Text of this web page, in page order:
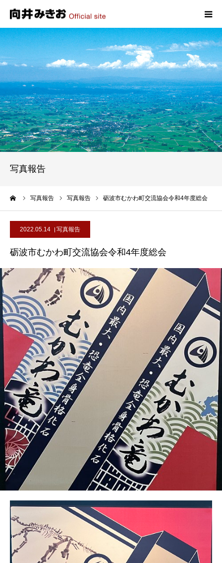
写真報告
写真報告 写真報告 砺波市むかわ町交流協会令和4年度総会
2022.05.14 写真報告
砺波市むかわ町交流協会令和4年度総会
HOME
プロフィール
政策
活動報告